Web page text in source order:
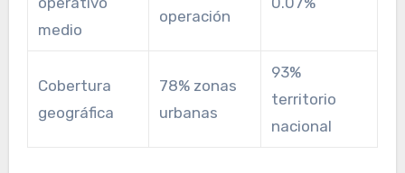
medio
operación
Cobertura
geográfica
78% zonas
urbanas
93%
territorio
nacional